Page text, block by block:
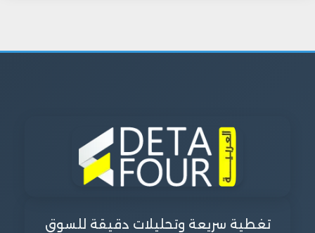
تغطية سريعة وتحليلات دقيقة للسوق